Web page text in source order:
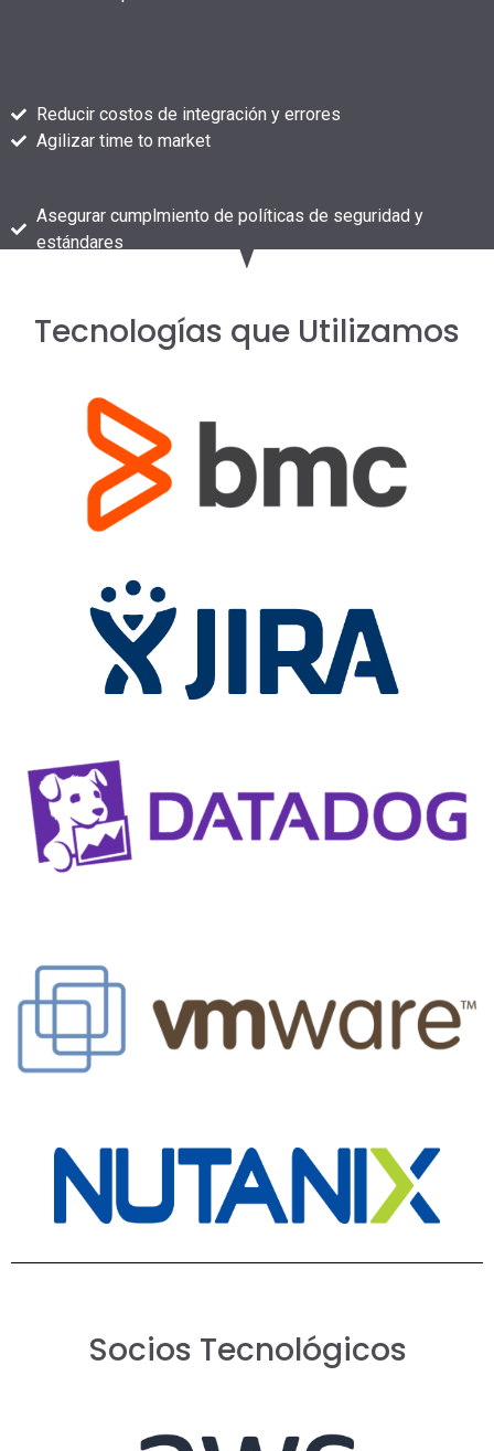
Reducir costos de integración y errores
Agilizar time to market
Asegurar cumplmiento de políticas de seguridad y
estándares
Tecnologías que Utilizamos
Socios Tecnológicos